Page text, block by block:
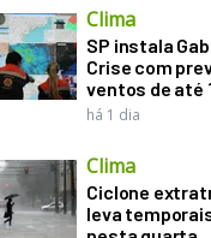
Clima
SP instala
Crise com
ventos de até
há 1 dia
Clima
Ciclone
leva